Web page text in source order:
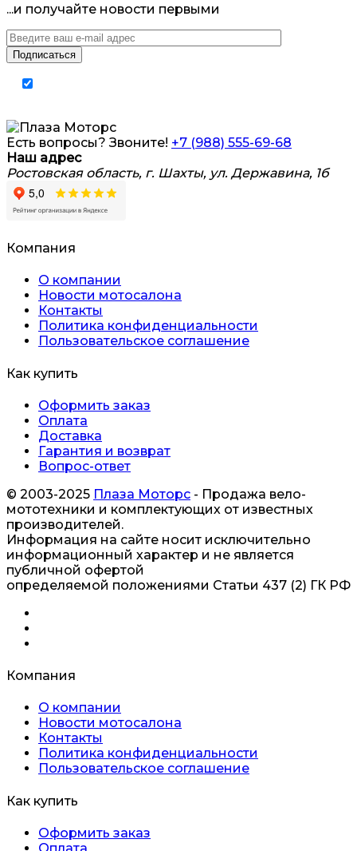
...и получайте новости первыми
Есть вопросы? Звоните! +7 (988) 555-69-68
Наш адрес
Ростовская область, г. Шахты, ул. Державина, 1б
Компания
О компании
Новости мотосалона
Контакты
Политика конфиденциальности
Пользовательское соглашение
Как купить
Оформить заказ
Оплата
Доставка
Гарантия и возврат
Вопрос-ответ
© 2003-2025 Плаза Моторс - Продажа вело-
мототехники и комплектующих от известных
производителей.
Информация на сайте носит исключительно
информационный характер и не является
публичной офертой
определяемой положениями Статьи 437 (2) ГК РФ
Компания
О компании
Новости мотосалона
Контакты
Политика конфиденциальности
Пользовательское соглашение
Как купить
Оформить заказ